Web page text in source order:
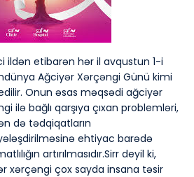
ildən etibarən hər il avqustun 1-i
Ağciyər Xərçəngi Günü kimi
Onun əsas məqsədi ağciyər
ilə bağlı qarşıya çıxan problemləri,
də tədqiqatların
ehtiyac barədə
artırılmasıdır.Sirr deyil ki,
xərçəngi çox sayda insana təsir